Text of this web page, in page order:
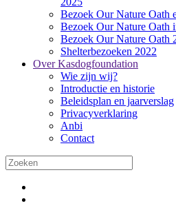
Bezoek Our Nature Oath
Bezoek Our Nature Oath
Bezoek Our Nature Oath
Shelterbezoeken 2022
Over Kasdogfoundation
Wie zijn wij?
Introductie en historie
Beleidsplan en jaarverslag
Privacyverklaring
Anbi
Contact